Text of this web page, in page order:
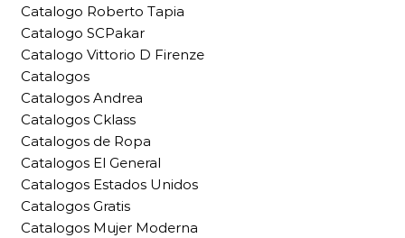
Catalogo Roberto Tapia
Catalogo SCPakar
Catalogo Vittorio D Firenze
Catalogos
Catalogos Andrea
Catalogos Cklass
Catalogos de Ropa
Catalogos El General
Catalogos Estados Unidos
Catalogos Gratis
Catalogos Mujer Moderna